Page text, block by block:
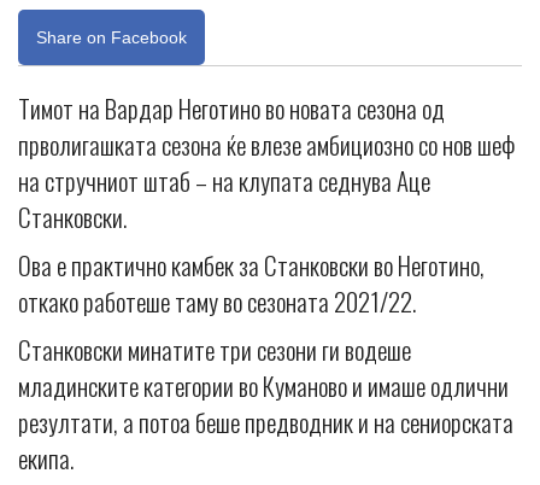
Share on Facebook
Тимот на Вардар Неготино во новата сезона од
прволигашката сезона ќе влезе амбициозно со нов шеф
на стручниот штаб – на клупата седнува Аце
Станковски.
Ова е практично камбек за Станковски во Неготино,
откако работеше таму во сезоната 2021/22.
Станковски минатите три сезони ги водеше
младинските категории во Куманово и имаше одлични
резултати, а потоа беше предводник и на сениорската
екипа.